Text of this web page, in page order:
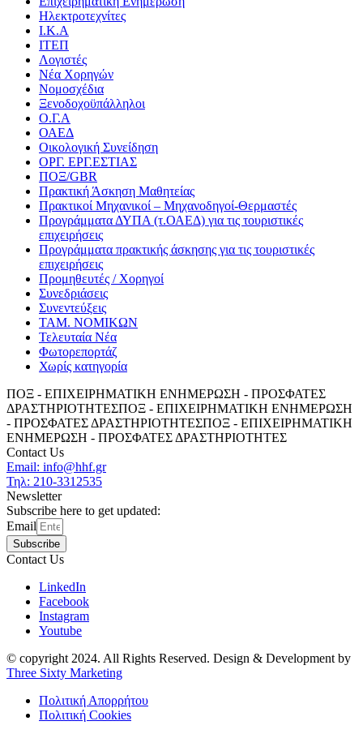
Ηλεκτροτεχνίτες
Ι.Κ.Α
ΙΤΕΠ
Λογιστές
Νέα Χορηγών
Νομοσχέδια
Ξενοδοχοϋπάλληλοι
Ο.Γ.Α
ΟΑΕΔ
Οικολογική Συνείδηση
ΟΡΓ. ΕΡΓ.ΕΣΤΙΑΣ
ΠΟΞ/GBR
Πρακτική Άσκηση Μαθητείας
Πρακτικοί Μηχανικοί – Μηχανοδηγοί-Θερμαστές
Προγράμματα ΔΥΠΑ (τ.ΟΑΕΔ) για τις τουριστικές
επιχειρήσεις
Προγράμματα πρακτικής άσκησης για τις τουριστικές
επιχειρήσεις
Προμηθευτές / Χορηγοί
Συνεδριάσεις
Συνεντεύξεις
ΤΑΜ. ΝΟΜΙΚΩΝ
Τελευταία Νέα
Φωτορεπορτάζ
Χωρίς κατηγορία
ΠΟΞ - ΕΠΙΧΕΙΡΗΜΑΤΙΚΗ ΕΝΗΜΕΡΩΣΗ - ΠΡΟΣΦΑΤΕΣ
ΔΡΑΣΤΗΡΙΟΤΗΤΕΣΠΟΞ - ΕΠΙΧΕΙΡΗΜΑΤΙΚΗ ΕΝΗΜΕΡΩΣΗ
- ΠΡΟΣΦΑΤΕΣ ΔΡΑΣΤΗΡΙΟΤΗΤΕΣΠΟΞ - ΕΠΙΧΕΙΡΗΜΑΤΙΚΗ
ΕΝΗΜΕΡΩΣΗ - ΠΡΟΣΦΑΤΕΣ ΔΡΑΣΤΗΡΙΟΤΗΤΕΣ
Contact Us
Email: info@hhf.gr
Τηλ: 210-3312535
Newsletter
Subscribe here to get updated:
Email
Subscribe
Contact Us
LinkedIn
Facebook
Instagram
Youtube
© copyright 2024. All Rights Reserved. Design & Development by
Three Sixty Marketing
Πολιτική Απορρήτου
Πολιτική Cookies